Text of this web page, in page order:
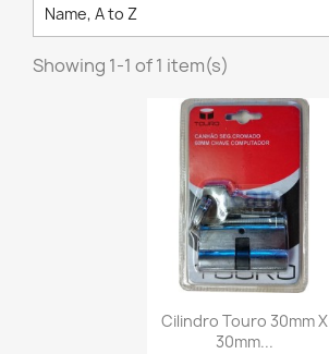
Name, A to Z
Showing 1-1 of 1 item(s)
Cilindro Touro 30mm X
30mm...